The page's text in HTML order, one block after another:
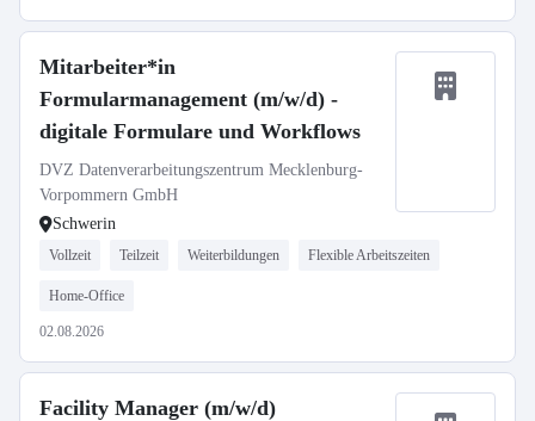
Mitarbeiter*in
Formularmanagement (m/w/d) -
digitale Formulare und Workflows
DVZ Datenverarbeitungszentrum Mecklenburg-
Vorpommern GmbH
Schwerin
Vollzeit Teilzeit Weiterbildungen Flexible Arbeitszeiten
Home-Office
02.08.2026
Facility Manager (m/w/d)